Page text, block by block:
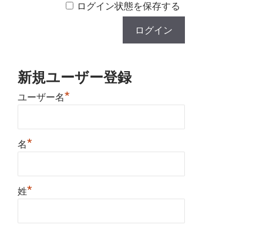
ログイン状態を保存する
新規ユーザー登録
ユーザー名*
名*
姓*